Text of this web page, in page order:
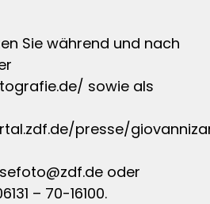
Sie während und nach
sowie als
presse/
oder
– 70-16100.